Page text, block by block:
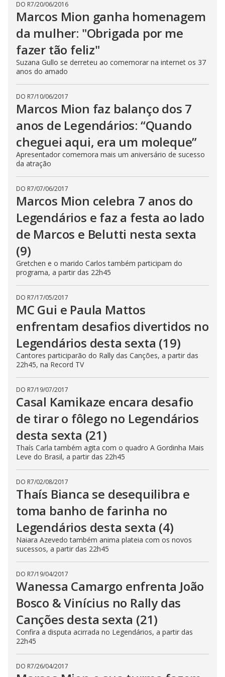
V
i
d
e
o
d
o
DO R7/20/06/2016
Marcos Mion ganha homenagem
da mulher: "Obrigada por me
fazer tão feliz"
Suzana Gullo se derreteu ao comemorar na internet os 37
anos do amado
DO R7/10/06/2017
Marcos Mion faz balanço dos 7
anos de Legendários: “Quando
cheguei aqui, era um moleque”
Apresentador comemora mais um aniversário de sucesso
da atração
DO R7/07/06/2017
Marcos Mion celebra 7 anos do
Legendários e faz a festa ao lado
de Marcos e Belutti nesta sexta
(9)
Gretchen e o marido Carlos também participam do
programa, a partir das 22h45
DO R7/17/05/2017
MC Gui e Paula Mattos
enfrentam desafios divertidos no
Legendários desta sexta (19)
Cantores participarão do Rally das Canções, a partir das
22h45, na Record TV
DO R7/19/07/2017
Casal Kamikaze encara desafio
de tirar o fôlego no Legendários
desta sexta (21)
Thaís Carla também agita com o quadro A Gordinha Mais
Leve do Brasil, a partir das 22h45
DO R7/02/08/2017
Thaís Bianca se desequilibra e
toma banho de farinha no
Legendários desta sexta (4)
Naiara Azevedo também anima plateia com os novos
sucessos, a partir das 22h45
DO R7/19/04/2017
Wanessa Camargo enfrenta João
Bosco & Vinícius no Rally das
Canções desta sexta (21)
Confira a disputa acirrada no Legendários, a partir das
22h45
DO R7/26/04/2017